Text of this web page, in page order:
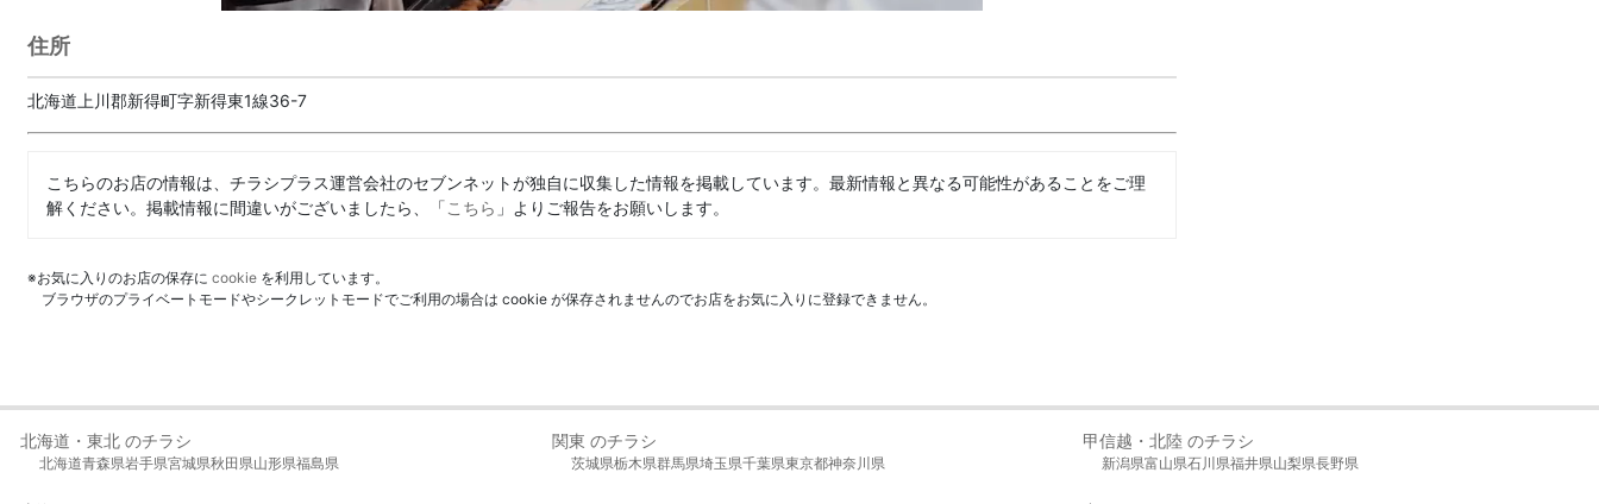
住所
北海道上川郡新得町字新得東1線36-7
こちらのお店の情報は、チラシプラス運営会社のセブンネットが独自に収集した情報を掲載しています。最新情報と異なる可能性があることをご理
解ください。掲載情報に間違いがございましたら、「こちら 」よりご報告をお願いします。
※お気に入りのお店の保存に cookie を利用しています。
ブラウザのプライベートモードやシークレットモードでご利用の場合は cookie が保存されませんのでお店をお気に入りに登録できません。
北海道・東北 のチラシ
北海道青森県岩手県宮城県秋田県山形県福島県
関東 のチラシ
茨城県栃木県群馬県埼玉県千葉県東京都神奈川県
甲信越・北陸 のチラシ
新潟県富山県石川県福井県山梨県長野県